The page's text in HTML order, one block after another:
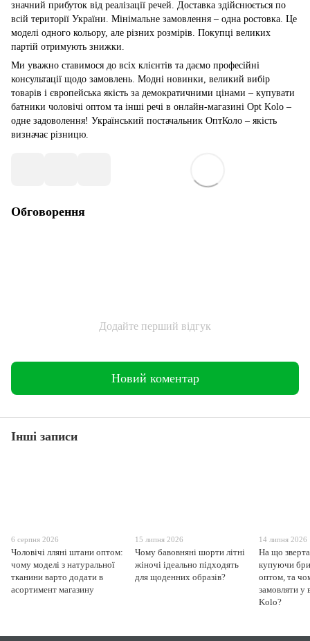
значний прибуток від реалізації речей. Доставка здійснюється по
всій території України. Мінімальне замовлення – одна ростовка. Це
моделі одного кольору, але різних розмірів. Покупці великих
партій отримують знижки.
Ми уважно ставимося до всіх клієнтів та даємо професійні
консультації щодо замовлень. Модні новинки, великий вибір
товарів і європейська якість за демократичними цінами – купувати
батники чоловічі оптом та інші речі в онлайн-магазині Opt Kolo –
одне задоволення! Український постачальник ОптКоло – якість
визначає різницю.
Обговорення
Додайте перший відгук
Новий коментар
Інші записи
6 серпня 2026
Чоловічі лляні штани оптом:
чому моделі з натуральної
тканини варто додати в
асортимент магазину
15 липня 2026
Чому бавовняні шорти літні
жіночі ідеально підходять
для щоденних образів?
14 липня 2026
На що
купуючи
оптом, та
замовляти у
Kolo?